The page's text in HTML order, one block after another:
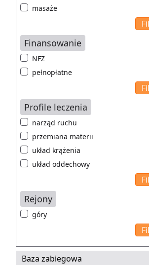
masaże
Finansowanie
NFZ
pełnopłatne
Profile leczenia
narząd ruchu
przemiana materii
układ krążenia
układ oddechowy
Rejony
góry
Baza zabiegowa